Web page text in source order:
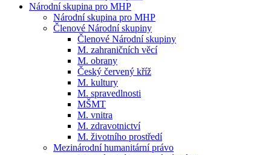
Národní skupina pro MHP
Národní skupina pro MHP
Členové Národní skupiny
Členové Národní skupiny
M. zahraničních věcí
M. obrany
Český červený kříž
M. kultury
M. spravedlnosti
MŠMT
M. vnitra
M. zdravotnictví
M. životního prostředí
Mezinárodní humanitární právo